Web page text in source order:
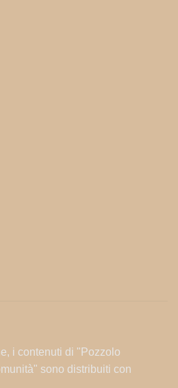
i contenuti di "Pozzolo
sono distribuiti con